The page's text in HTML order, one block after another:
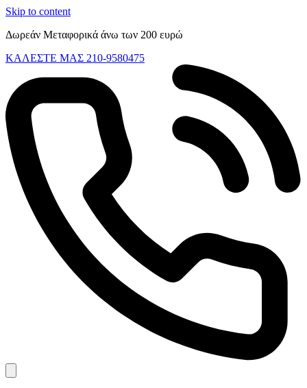
Skip to content
Δωρεάν Μεταφορικά άνω των 200 ευρώ
ΚΑΛΕΣΤΕ ΜΑΣ 210-9580475